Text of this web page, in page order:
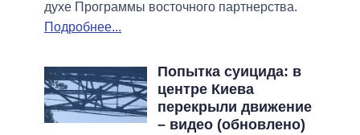
духе Программы восточного партнерства.
Подробнее...
Попытка суицида: в
центре Киева
перекрыли движение
– видео (обновлено)